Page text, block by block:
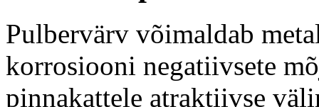
Pulbervärv võimaldab
korrosiooni negatiivsete
pinnakattele atraktiivse